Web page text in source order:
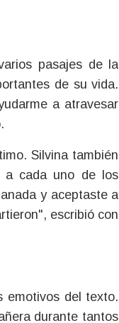
pasajes de la
de su vida.
a atravesar
Silvina también
a cada uno de los
y aceptaste a
escribió con
emotivos del texto.
durante tantos